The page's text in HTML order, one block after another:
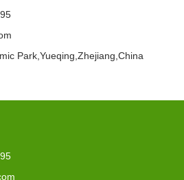
Park,Yueqing,Zhejiang,China